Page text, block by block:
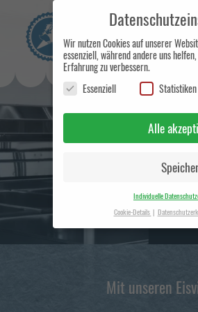
Eismanufaktur und
Berlin
Mit unseren
Wir nutzen Cookies auf unserer
essenziell, während andere uns
Erfahrung zu verbessern.
Essenziell
Statistiken
Alle
Individuelle
Cookie-Details
Cookies auswählen.